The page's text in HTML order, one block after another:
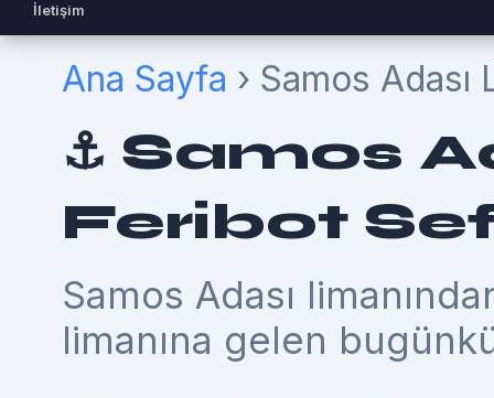
İletişim
Ana Sayfa › Samos Adası
⚓ Samos
Feribot
Samos Adası
limanına gelen